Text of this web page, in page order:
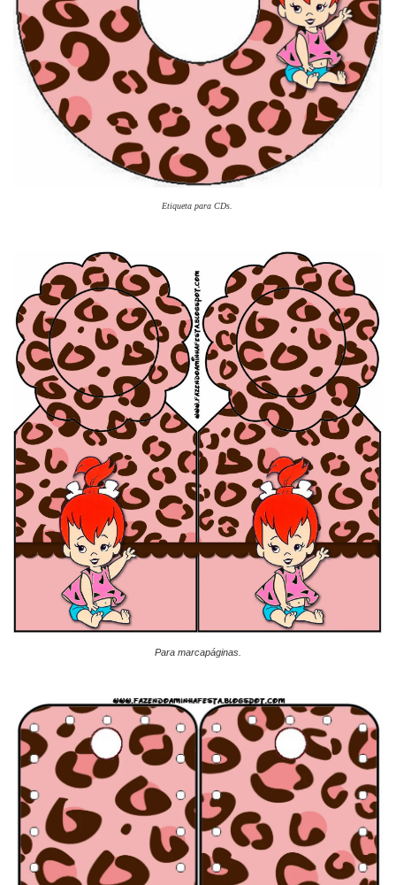
Etiqueta para CDs.
Para marcapáginas.